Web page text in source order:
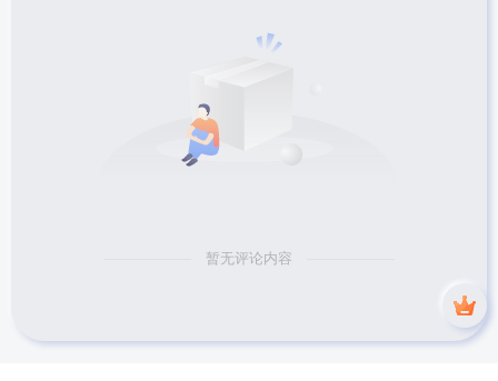
暂无评论内容